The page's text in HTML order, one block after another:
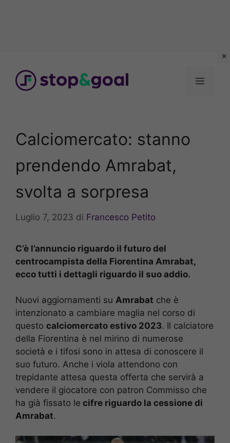
contenuto
Menu
Calciomercato: stanno
prendendo Amrabat,
svolta a sorpresa
Luglio 7, 2023 di Francesco Petito
C’è l’annuncio riguardo il futuro del
centrocampista della Fiorentina Amrabat,
ecco tutti i dettagli riguardo il suo addio.
Nuovi aggiornamenti su Amrabat che è
intenzionato a cambiare maglia nel corso di
questo calciomercato estivo 2023. Il calciatore
della Fiorentina è nel mirino di numerose
società e i tifosi sono in attesa di conoscere il
suo futuro. Anche i viola attendono con
trepidante attesa questa offerta che servirà a
vendere il giocatore con patron Commisso che
ha già fissato le cifre riguardo la cessione di
Amrabat.